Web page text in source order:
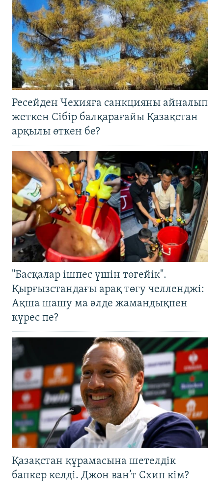
Ресейден Чехияға санкцияны айналып
жеткен Сібір балқарағайы Қазақстан
арқылы өткен бе?
"Басқалар ішпес үшін төгейік".
Қырғызстандағы арақ төгу челленджі:
Ақша шашу ма әлде жамандықпен
күрес пе?
Қазақстан құрамасына шетелдік
бапкер келді. Джон ван’т Схип кім?